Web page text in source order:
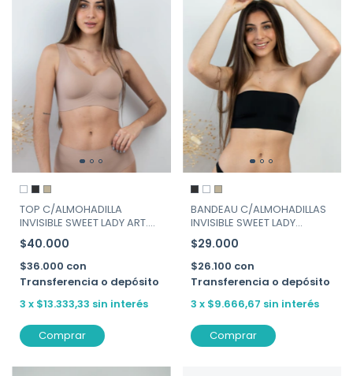
TOP C/ALMOHADILLA
INVISIBLE SWEET LADY ART.
257-130
$40.000
$36.000 con
Transferencia o depósito
3 x $13.333,33 sin interés
Comprar
BANDEAU C/ALMOHADILLAS
INVISIBLE SWEET LADY
ART.258-130
$29.000
$26.100 con
Transferencia o depósito
3 x $9.666,67 sin interés
Comprar